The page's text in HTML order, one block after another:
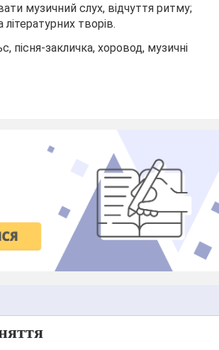
музичний слух, відчуття ритму;
творів.
пісня-закличка, хоровод, музичні